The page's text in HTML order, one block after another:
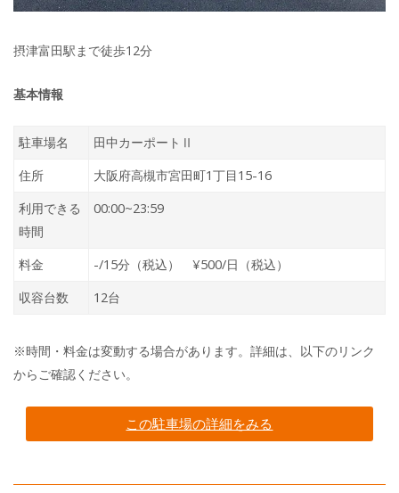
摂津富田駅まで徒歩12分
基本情報
駐車場名
田中カーポートⅡ
住所
大阪府高槻市宮田町1丁目15-16
利用できる
時間
00:00~23:59
料金
-/15分（税込） ¥500/日（税込）
収容台数
12台
※時間・料金は変動する場合があります。詳細は、以下のリンク
からご確認ください。
この駐車場の詳細をみる